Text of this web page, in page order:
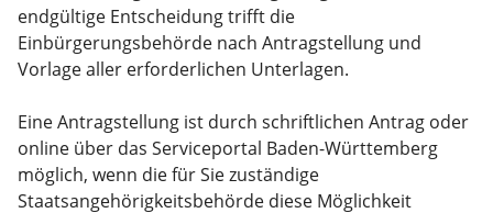
endgültige Entscheidung trifft die
Einbürgerungsbehörde nach Antragstellung und
Vorlage aller erforderlichen Unterlagen.
Eine Antragstellung ist durch schriftlichen Antrag oder
online über das Serviceportal Baden-Württemberg
möglich, wenn die für Sie zuständige
Staatsangehörigkeitsbehörde diese Möglichkeit